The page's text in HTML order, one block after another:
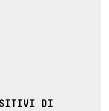
DI